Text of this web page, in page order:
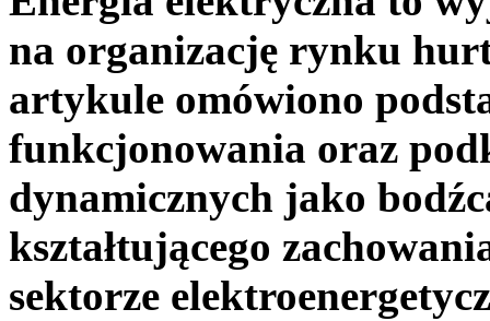
na organizację rynku
artykule omówiono
funkcjonowania oraz
dynamicznych jako
kształtującego
sektorze